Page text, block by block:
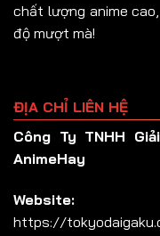
chất lượng anime
độ mượt mà!
ĐỊA CHỈ LIÊN HỆ
Công Ty TNHH
AnimeHay
Website:
https://